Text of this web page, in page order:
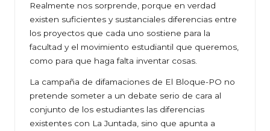
Realmente nos sorprende, porque en verdad
existen suficientes y sustanciales diferencias entre
los proyectos que cada uno sostiene para la
facultad y el movimiento estudiantil que queremos,
como para que haga falta inventar cosas.
La campaña de difamaciones de El Bloque-PO no
pretende someter a un debate serio de cara al
conjunto de los estudiantes las diferencias
existentes con La Juntada, sino que apunta a